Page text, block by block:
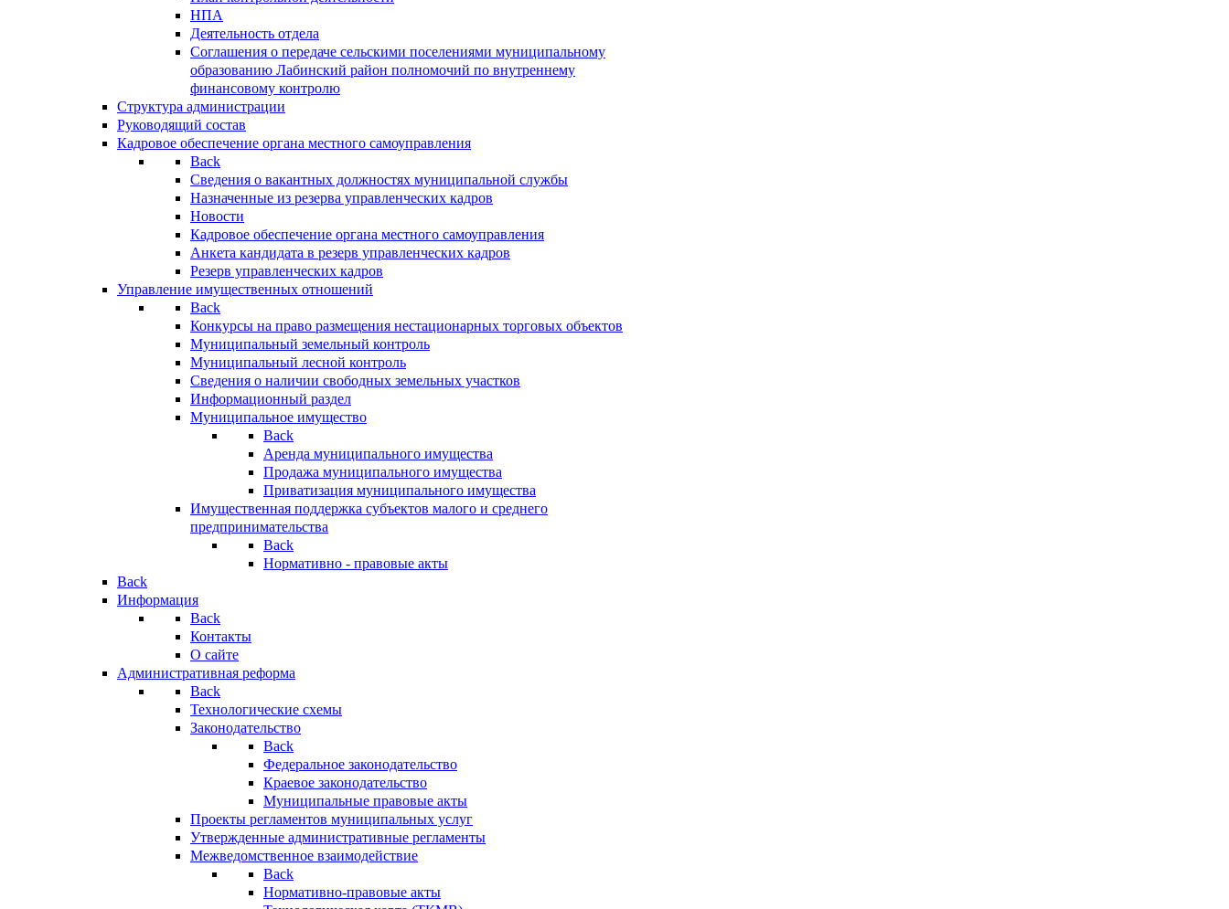
НПА
Деятельность отдела
Соглашения о передаче сельскими поселениями муниципальному
образованию Лабинский район полномочий по внутреннему
финансовому контролю
Структура администрации
Руководящий состав
Кадровое обеспечение органа местного самоуправления
Back
Сведения о вакантных должностях муниципальной службы
Назначенные из резерва управленческих кадров
Новости
Кадровое обеспечение органа местного самоуправления
Анкета кандидата в резерв управленческих кадров
Резерв управленческих кадров
Управление имущественных отношений
Back
Конкурсы на право размещения нестационарных торговых объектов
Муниципальный земельный контроль
Муниципальный лесной контроль
Сведения о наличии свободных земельных участков
Информационный раздел
Муниципальное имущество
Back
Аренда муниципального имущества
Продажа муниципального имущества
Приватизация муниципального имущества
Имущественная поддержка субъектов малого и среднего
предпринимательства
Back
Нормативно - правовые акты
Back
Информация
Back
Контакты
О сайте
Административная реформа
Back
Технологические схемы
Законодательство
Back
Федеральное законодательство
Краевое законодательство
Муниципальные правовые акты
Проекты регламентов муниципальных услуг
Утвержденные административные регламенты
Межведомственное взаимодействие
Back
Нормативно-правовые акты